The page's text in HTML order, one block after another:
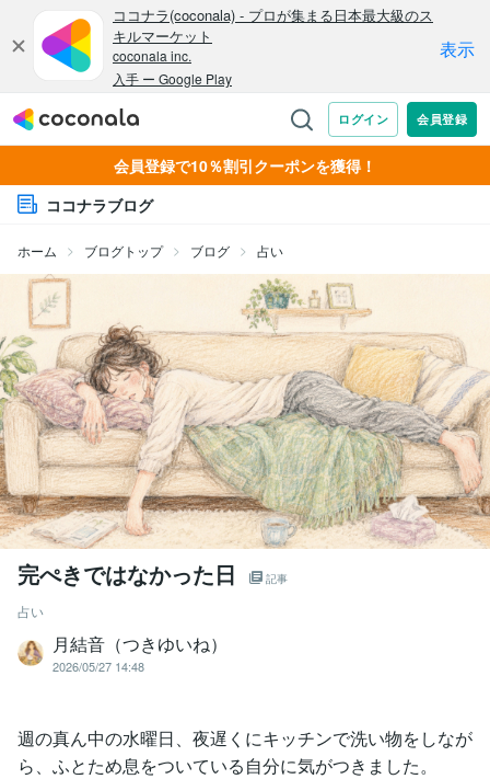
会員登録で10％割引クーポンを獲得！
ココナラブログ
ホーム ブログトップ ブログ 占い
完ぺきではなかった日 記事
占い
月結音（つきゆいね）
2026/05/27 14:48
週の真ん中の水曜日、夜遅くにキッチンで洗い物をしなが
ら、ふとため息をついている自分に気がつきました。